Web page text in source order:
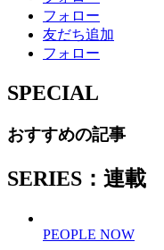
フォロー
友だち追加
フォロー
SPECIAL
おすすめの記事
SERIES：連載
PEOPLE NOW